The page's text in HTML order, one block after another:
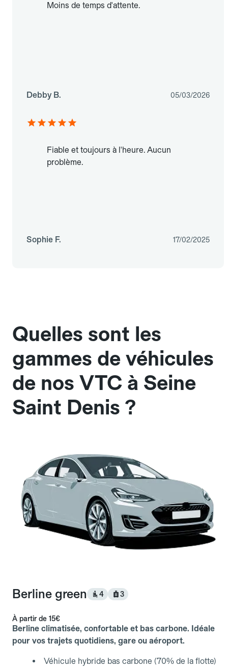
Moins de temps d'attente.
Debby B. 05/03/2026
Fiable et toujours à l'heure. Aucun
problème.
Sophie F. 17/02/2025
Quelles sont les
gammes de véhicules
de nos VTC à Seine
Saint Denis ?
Berline green 4 3
À partir de 15€
Berline climatisée, confortable et bas carbone. Idéale
pour vos trajets quotidiens, gare ou aéroport.
Véhicule hybride bas carbone (70% de la flotte)